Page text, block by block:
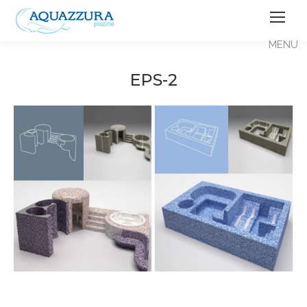
EPS-2